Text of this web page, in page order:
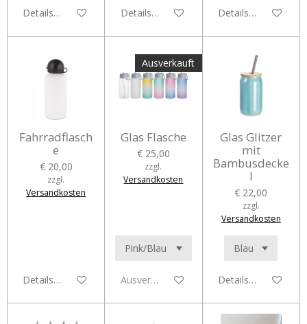
Details anzeigen Details anzeigen Details anzeigen
Fahrradflasch
e
€ 20,00
zzgl.
Versandkosten
Details anzeigen
Ausverkauft
Glas Flasche
€ 25,00
zzgl.
Versandkosten
Ausverkauft
Glas Glitzer
mit
Bambusdecke
l
€ 22,00
zzgl.
Versandkosten
Details anzeigen